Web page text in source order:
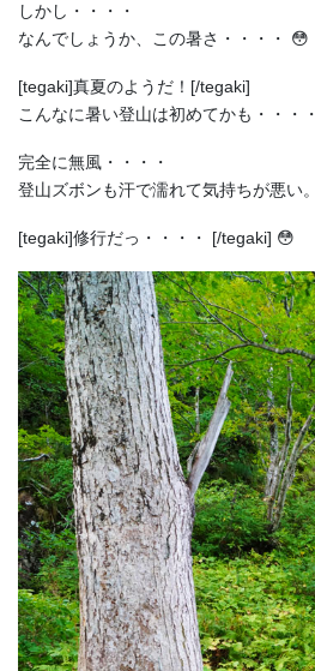
しかし・・・・
なんでしょうか、この暑さ・・・・ 😳
[tegaki]真夏のようだ！[/tegaki]
こんなに暑い登山は初めてかも・・・・
完全に無風・・・・
登山ズボンも汗で濡れて気持ちが悪い。
[tegaki]修行だっ・・・・ [/tegaki] 😳